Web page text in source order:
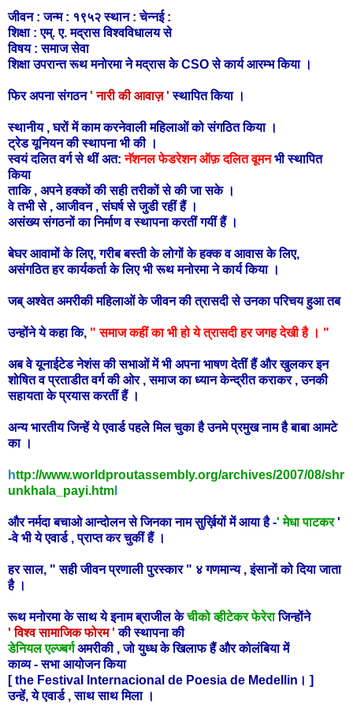
जीवन : जन्म : १९५२ स्थान : चेन्नई :
शिक्षा : एम्. ए. मद्रास विश्वविधालय से
विषय : समाज सेवा
शिक्षा उपरान्त रूथ मनोरमा ने मद्रास के CSO से कार्य आरम्भ किया ।
फिर अपना संगठन' नारी की आवाज़ 'स्थापित किया ।
स्थानीय , घरों में काम करनेवाली महिलाओं को संगठित किया ।
ट्रेड यूनियन की स्थापना भी की ।
स्वयं दलित वर्ग से थीं अत:नॅशनल फेडरेशन ऑफ़ दलित वूमनभी स्थापित
किया
ताकि , अपने हक्कों कीसही तरीकों से की जा सके ।
वे तभी से , आजीवन , संघर्ष से जुडी रहीं हैं ।
असंख्य संगठनों का निर्माण व स्थापना करतीं गयीं हैं ।
बेघर आवामों के लिए, गरीब बस्ती के लोगों के हक्क व आवास के लिए,
असंगठित हर कार्यकर्ता के लिए भी रूथ मनोरमा ने कार्य किया ।
जब् अश्वेत अमरीकी महिलाओं के जीवन की त्रासदी से उनका परिचय हुआ तब
उन्होंने ये कहा कि, " समाज कहीं का भी हो ये त्रासदी हर जगह देखी है । "
अब वे यूनाईटेड नेशंस की सभाओं में भी अपना भाषण देतीं हैं और खुलकर इन
शोषित व प्रताडीत वर्ग की ओर , समाज का ध्यान केन्द्रीत कराकर , उनकी
सहायता के प्रयास करतीं हैं ।
अन्य भारतीय जिन्हें ये एवार्ड पहले मिल चुका है उनमे प्रमुख नाम है बाबा आमटे
का ।
http://www.worldproutassembly.org/archives/2007/08/shr
unkhala_payi.htm
और नर्मदा बचाओ आन्दोलन से जिनका नाम सुर्ख़ियों में आया है -' मेधा पाटकर'
-वेभीये एवार्ड ,प्राप्त कर चुकीं हैं ।
हर साल, " सही जीवन प्रणाली पुरस्कार " ४ गणमान्य , इंसानों को दिया जाता
है ।
रूथ मनोरमा के साथ ये इनाम ब्राजील केचीको व्हीटेकर फेरेराजिन्होंने
' विश्व सामाजिक फोरम 'की स्थापना की
डेनियल एल्ज्बर्गअमरीकी , जो युध्ध के खिलाफ हैं और कोलंबिया में
काव्य - सभा आयोजन किया
[ the Festival Internacional de Poesia de Medellin। ]
उन्हें,ये एवार्ड ,साथ साथ मिला ।